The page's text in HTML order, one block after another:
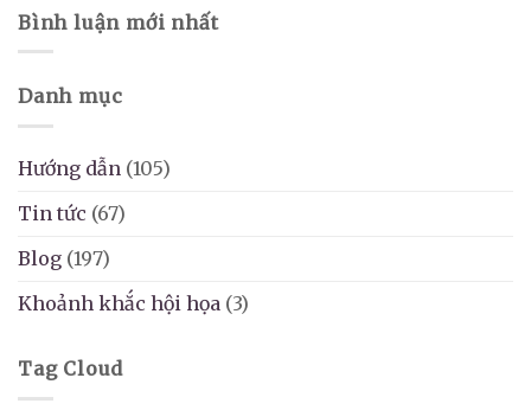
Bình luận mới nhất
Danh mục
Hướng dẫn (105)
Tin tức (67)
Blog (197)
Khoảnh khắc hội họa (3)
Tag Cloud